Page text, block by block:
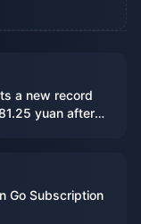
a new record
yuan after
Go Subscription